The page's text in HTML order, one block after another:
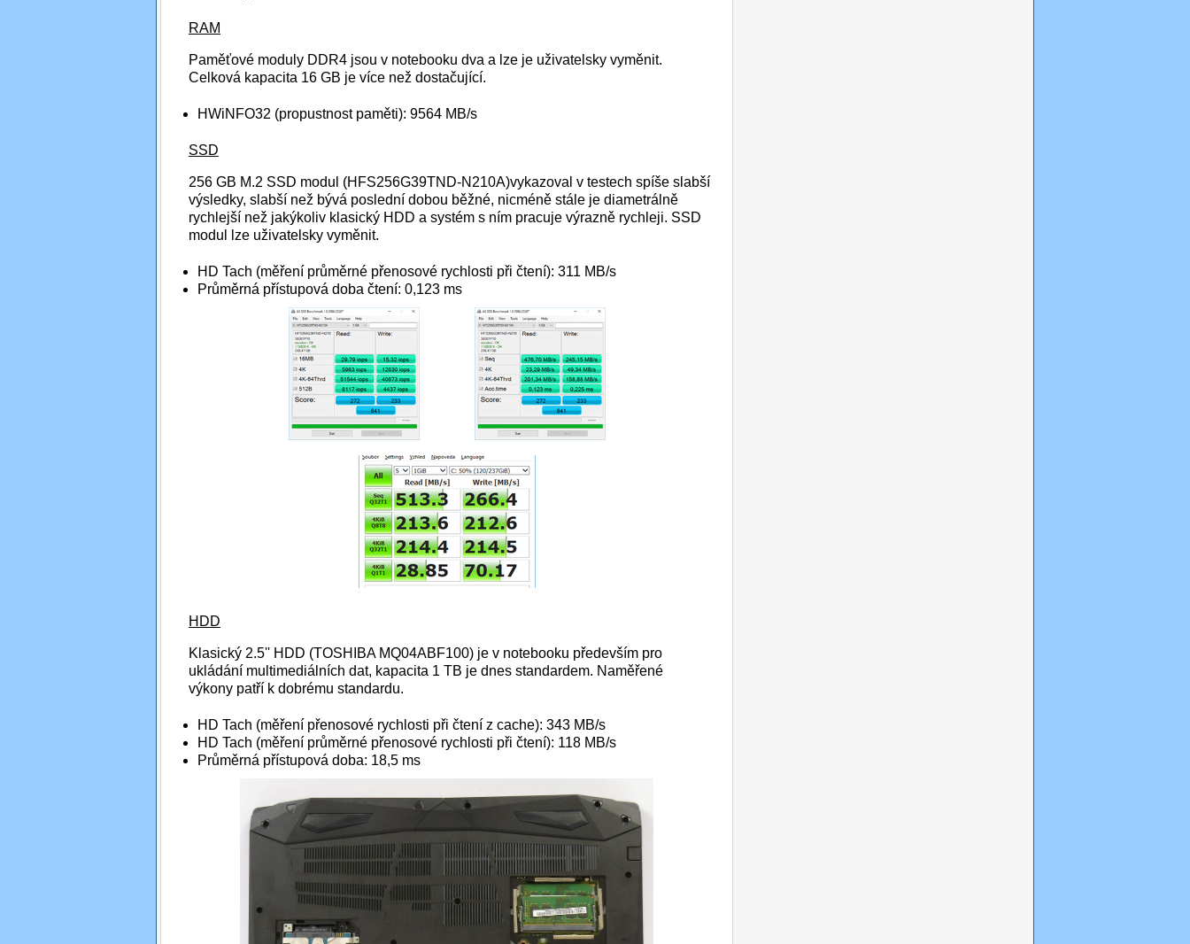
RAM
Paměťové moduly DDR4 jsou v notebooku dva a lze je uživatelsky vyměnit.
Celková kapacita 16 GB je více než dostačující.
HWiNFO32 (propustnost paměti): 9564 MB/s
SSD
256 GB M.2 SSD modul (HFS256G39TND-N210A)vykazoval v testech spíše slabší
výsledky, slabší než bývá poslední dobou běžné, nicméně stále je diametrálně
rychlejší než jakýkoliv klasický HDD a systém s ním pracuje výrazně rychleji. SSD
modul lze uživatelsky vyměnit.
HD Tach (měření průměrné přenosové rychlosti při čtení): 311 MB/s
Průměrná přístupová doba čtení: 0,123 ms
HDD
Klasický 2.5'' HDD (TOSHIBA MQ04ABF100) je v notebooku především pro
ukládání multimediálních dat, kapacita 1 TB je dnes standardem. Naměřené
výkony patří k dobrému standardu.
HD Tach (měření přenosové rychlosti při čtení z cache): 343 MB/s
HD Tach (měření průměrné přenosové rychlosti při čtení): 118 MB/s
Průměrná přístupová doba: 18,5 ms